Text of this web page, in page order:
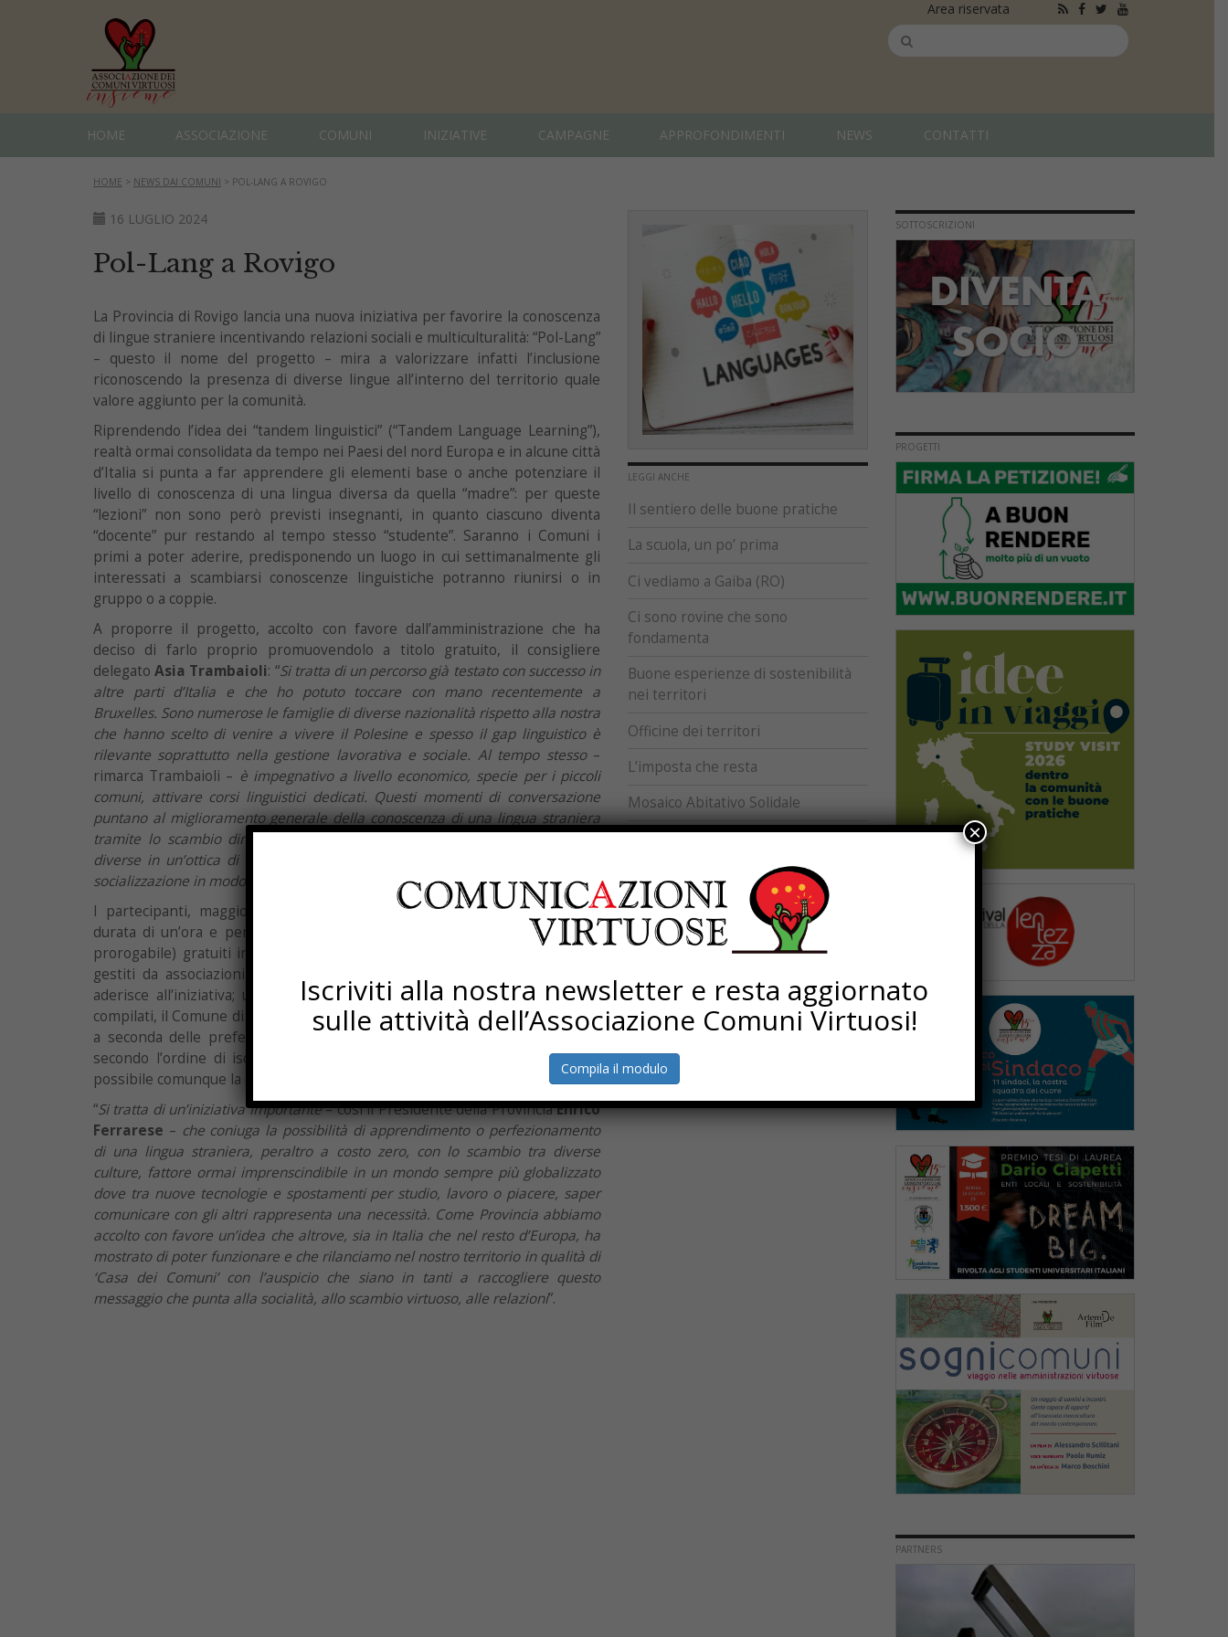
Area riservata
HOME ASSOCIAZIONE COMUNI INIZIATIVE CAMPAGNE APPROFONDIMENTI NEWS CONTATTI
HOME > NEWS DAI COMUNI > POL-LANG A ROVIGO
16 LUGLIO 2024
Pol-Lang a Rovigo
La Provincia di Rovigo lancia una nuova iniziativa per favorire la conoscenza
di lingue straniere incentivando relazioni sociali e multiculturalità: “Pol-Lang”
– questo il nome del progetto – mira a valorizzare infatti l’inclusione
riconoscendo la presenza di diverse lingue all’interno del territorio quale
valore aggiunto per la comunità.
Riprendendo l’idea dei “tandem linguistici” (“Tandem Language Learning”),
realtà ormai consolidata da tempo nei Paesi del nord Europa e in alcune città
d’Italia si punta a far apprendere gli elementi base o anche potenziare il
livello di conoscenza di una lingua diversa da quella “madre”: per queste
“lezioni” non sono però previsti insegnanti, in quanto ciascuno diventa
“docente” pur restando al tempo stesso “studente”. Saranno i Comuni i
primi a poter aderire, predisponendo un luogo in cui settimanalmente gli
interessati a scambiarsi conoscenze linguistiche potranno riunirsi o in
gruppo o a coppie.
A proporre il progetto, accolto con favore dall’amministrazione che ha
deciso di farlo proprio promuovendolo a titolo gratuito, il consigliere
delegatoAsia Trambaioli: “Si tratta di un percorso già testato con successo in
altre parti d’Italia e che ho potuto toccare con mano recentemente a
Bruxelles. Sono numerose le famiglie di diverse nazionalità rispetto alla nostra
che hanno scelto di venire a vivere il Polesine e spesso il gap linguistico è
rilevante soprattutto nella gestione lavorativa e sociale. Al tempo stesso–
rimarca Trambaioli – è impegnativo a livello economico, specie per i piccoli
comuni, attivare corsi linguistici dedicati. Questi momenti di conversazione
puntano al miglioramento generale della conoscenza di una lingua straniera
tramite lo scambio diretto tra persone di Paesi, culture e magari religioni
diverse in un’ottica di multiculturalità e inclusione che permette anche una
socializzazione in modo informale, in maniera gratuita ma anche efficace ”.
I partecipanti, maggiorenni, si riuniscono una volta a settimana per la
durata di un’ora e per un totale di dieci incontri (il termine è comunque
prorogabile) gratuiti in uno spazio pubblico – bar, parchi ma anche spazi
gestiti da associazioni o università – messo a disposizione dell’ente che
aderisce all’iniziativa; una volta raccolti i moduli di adesioni debitamente
compilati, il Comune di riferimento provvede ad abbinare le coppie o gruppi
a seconda delle preferenze linguistiche indicate, contattando le persone
secondo l’ordine di iscrizione (qualora gli iscritti risultassero troppi sarà
possibile comunque la creazione di liste d’attesa).
“Si tratta di un’iniziativa importante– così il Presidente della ProvinciaEnrico
Ferrarese – che coniuga la possibilità di apprendimento o perfezionamento
di una lingua straniera, peraltro a costo zero, con lo scambio tra diverse
culture, fattore ormai imprenscindibile in un mondo sempre più globalizzato
dove tra nuove tecnologie e spostamenti per studio, lavoro o piacere, saper
comunicare con gli altri rappresenta una necessità. Come Provincia abbiamo
accolto con favore un’idea che altrove, sia in Italia che nel resto d’Europa, ha
mostrato di poter funzionare e che rilanciamo nel nostro territorio in qualità di
‘Casa dei Comuni’ con l’auspicio che siano in tanti a raccogliere questo
messaggio che punta alla socialità, allo scambio virtuoso, alle relazioni”.
LEGGI ANCHE
Il sentiero delle buone pratiche
La scuola, un po’ prima
Ci vediamo a Gaiba (RO)
Ci sono rovine che sono
fondamenta
Buone esperienze di sostenibilità
nei territori
Officine dei territori
L’imposta che resta
Mosaico Abitativo Solidale
Torna Sapere Comune
SOTTOSCRIZIONI
PROGETTI
PARTNERS
Iscriviti alla nostra newsletter e resta aggiornato
sulle attività dell’Associazione Comuni Virtuosi!
Compila il modulo
×